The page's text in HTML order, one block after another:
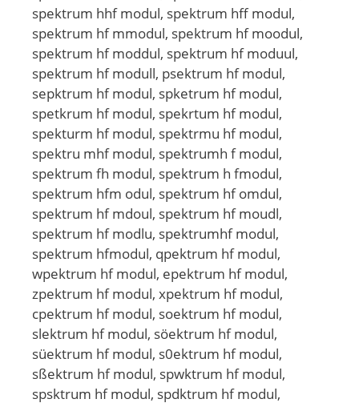
spektrum hhf modul, spektrum hff modul,
spektrum hf mmodul, spektrum hf moodul,
spektrum hf moddul, spektrum hf moduul,
spektrum hf modull, psektrum hf modul,
sepktrum hf modul, spketrum hf modul,
spetkrum hf modul, spekrtum hf modul,
spekturm hf modul, spektrmu hf modul,
spektru mhf modul, spektrumh f modul,
spektrum fh modul, spektrum h fmodul,
spektrum hfm odul, spektrum hf omdul,
spektrum hf mdoul, spektrum hf moudl,
spektrum hf modlu, spektrumhf modul,
spektrum hfmodul, qpektrum hf modul,
wpektrum hf modul, epektrum hf modul,
zpektrum hf modul, xpektrum hf modul,
cpektrum hf modul, soektrum hf modul,
slektrum hf modul, söektrum hf modul,
süektrum hf modul, s0ektrum hf modul,
sßektrum hf modul, spwktrum hf modul,
spsktrum hf modul, spdktrum hf modul,